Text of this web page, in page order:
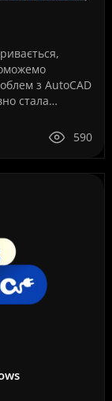
з AutoCAD
стала
590